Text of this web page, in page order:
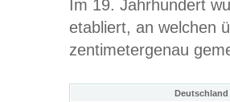
Im 19. Jahrhundert
etabliert, an welchen
zentimetergenau